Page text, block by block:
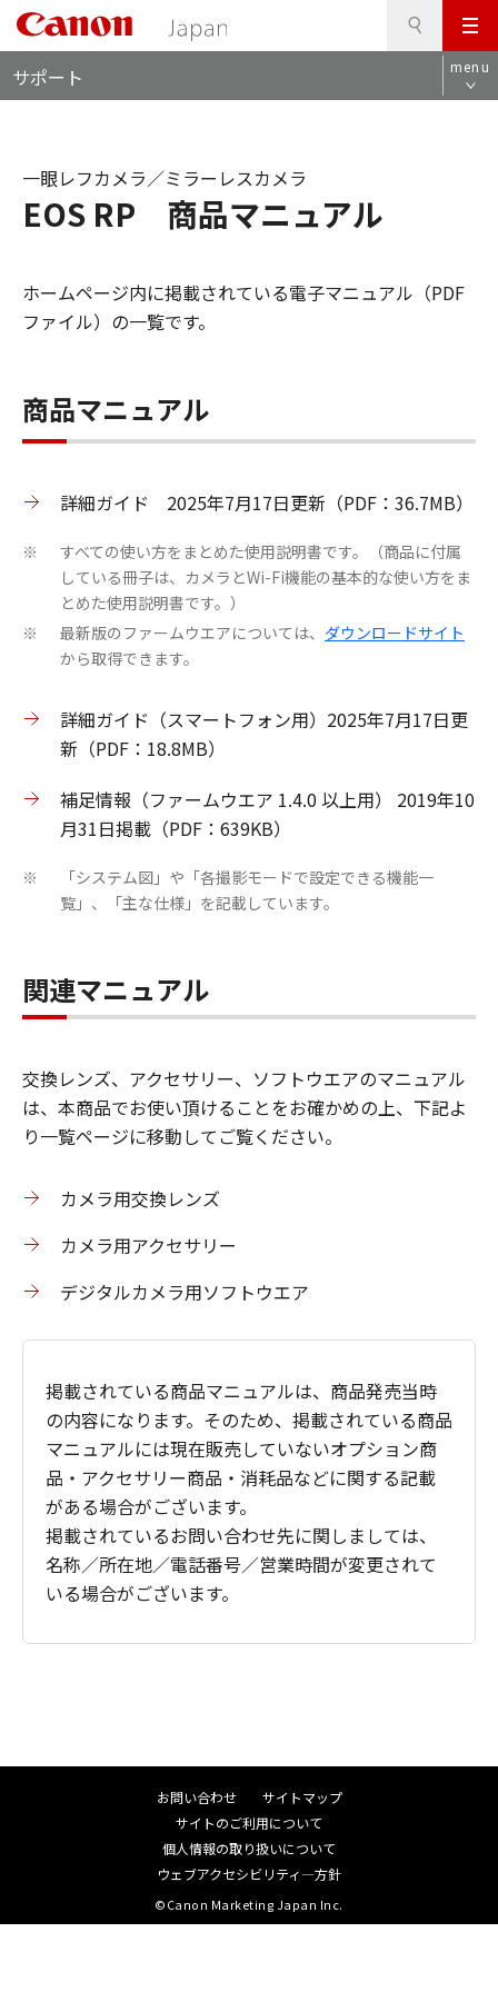
メ
ニ
ュ
サポート menu
EOS RP 商品マニュアル
一眼レフカメラ／ミラーレスカメラ
ホームページ内に掲載されている電子マニュアル（PDF
ファイル）の一覧です。
商品マニュアル
詳細ガイド 2025年7月17日更新（PDF：36.7MB）
※
すべての使い方をまとめた使用説明書です。（商品に付属
している冊子は、カメラとWi-Fi機能の基本的な使い方をま
とめた使用説明書です。）
※ 最新版のファームウエアについては、 ダウンロードサイト
から取得できます。
詳細ガイド（スマートフォン用）2025年7月17日更
新（PDF：18.8MB）
補足情報（ファームウエア 1.4.0 以上用） 2019年10
月31日掲載（PDF：639KB）
※
「システム図」や「各撮影モードで設定できる機能一
覧」、「主な仕様」を記載しています。
関連マニュアル
交換レンズ、アクセサリー、ソフトウエアのマニュアル
は、本商品でお使い頂けることをお確かめの上、下記よ
り一覧ページに移動してご覧ください。
カメラ用交換レンズ
カメラ用アクセサリー
デジタルカメラ用ソフトウエア
掲載されている商品マニュアルは、商品発売当時
の内容になります。そのため、掲載されている商品
マニュアルには現在販売していないオプション商
品・アクセサリー商品・消耗品などに関する記載
がある場合がございます。
掲載されているお問い合わせ先に関しましては、
名称／所在地／電話番号／営業時間が変更されて
いる場合がございます。
お問い合わせ
サイトマップ
サイトのご利用について
個人情報の取り扱いについて
ウェブアクセシビリティ―方針
©Canon Marketing Japan Inc.